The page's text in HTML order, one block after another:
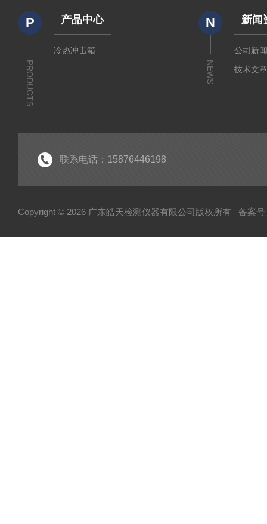
P
PRODUCTS
产品中心
冷热冲击箱
N
NEWS
新闻
公司新
技术文
联系电话：15876446198
Copyright © 2026 广东皓天检测仪器有限公司版权所有 备案号